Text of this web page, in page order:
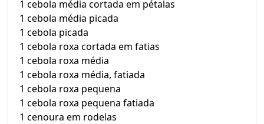
1 cebola média cortada em pétalas
1 cebola média picada
1 cebola picada
1 cebola roxa cortada em fatias
1 cebola roxa média
1 cebola roxa média, fatiada
1 cebola roxa pequena
1 cebola roxa pequena fatiada
1 cenoura em rodelas